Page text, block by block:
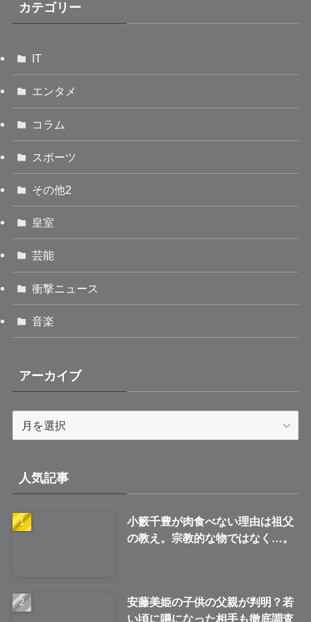
カテゴリー
IT
エンタメ
コラム
スポーツ
その他2
皇室
芸能
衝撃ニュース
音楽
アーカイブ
ブ
人気記事
小籔千豊が肉食べない理由は祖父
の教え。宗教的な物ではなく…。
安藤美姫の子供の父親が判明？若
い頃に噂になった相手も徹底調査